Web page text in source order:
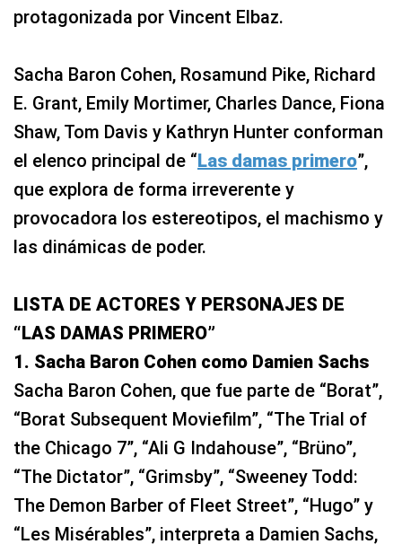
protagonizada por Vincent Elbaz.
Sacha Baron Cohen, Rosamund Pike, Richard
E. Grant, Emily Mortimer, Charles Dance, Fiona
Shaw, Tom Davis y Kathryn Hunter conforman
el elenco principal de “Las damas primero”,
que explora de forma irreverente y
provocadora los estereotipos, el machismo y
las dinámicas de poder.
LISTA DE ACTORES Y PERSONAJES DE
“LAS DAMAS PRIMERO”
1. Sacha Baron Cohen como Damien Sachs
Sacha Baron Cohen, que fue parte de “Borat”,
“Borat Subsequent Moviefilm”, “The Trial of
the Chicago 7”, “Ali G Indahouse”, “Brüno”,
“The Dictator”, “Grimsby”, “Sweeney Todd:
The Demon Barber of Fleet Street”, “Hugo” y
“Les Misérables”, interpreta a Damien Sachs,